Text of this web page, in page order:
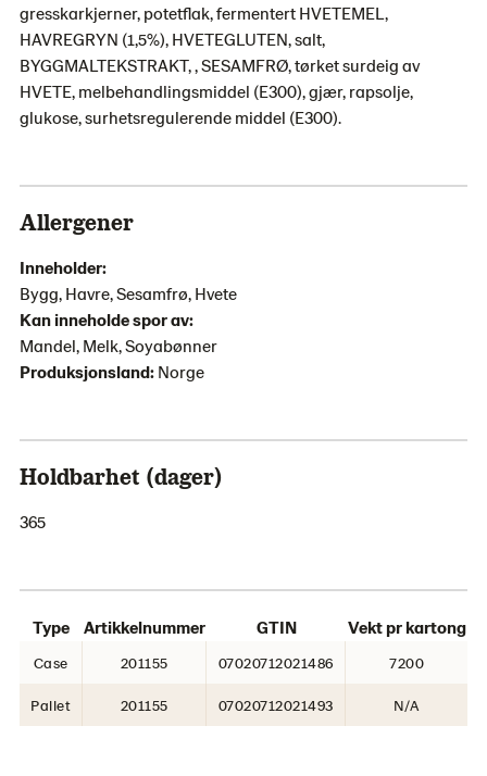
gresskarkjerner, potetflak, fermentert HVETEMEL,
HAVREGRYN (1,5%), HVETEGLUTEN, salt,
BYGGMALTEKSTRAKT, , SESAMFRØ, tørket surdeig av
HVETE, melbehandlingsmiddel (E300), gjær, rapsolje,
glukose, surhetsregulerende middel (E300).
Allergener
Inneholder:
Bygg, Havre, Sesamfrø, Hvete
Kan inneholde spor av:
Mandel, Melk, Soyabønner
Produksjonsland: Norge
Holdbarhet (dager)
365
Type Artikkelnummer GTIN Vekt pr kartong
Case 201155 07020712021486 7200
Pallet 201155 07020712021493 N/A